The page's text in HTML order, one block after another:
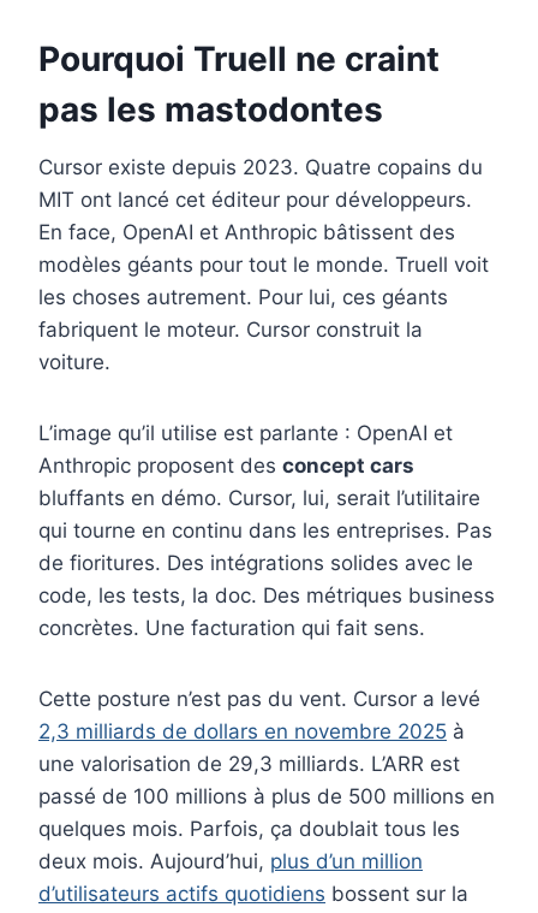
Pourquoi Truell ne craint
pas les mastodontes
Cursor existe depuis 2023. Quatre copains du
MIT ont lancé cet éditeur pour développeurs.
En face, OpenAI et Anthropic bâtissent des
modèles géants pour tout le monde. Truell voit
les choses autrement. Pour lui, ces géants
fabriquent le moteur. Cursor construit la
voiture.
L’image qu’il utilise est parlante : OpenAI et
Anthropic proposent des concept cars
bluffants en démo. Cursor, lui, serait l’utilitaire
qui tourne en continu dans les entreprises. Pas
de fioritures. Des intégrations solides avec le
code, les tests, la doc. Des métriques business
concrètes. Une facturation qui fait sens.
Cette posture n’est pas du vent. Cursor a levé
2,3 milliards de dollars en novembre 2025 à
une valorisation de 29,3 milliards. L’ARR est
passé de 100 millions à plus de 500 millions en
quelques mois. Parfois, ça doublait tous les
deux mois. Aujourd’hui, plus d’un million
d’utilisateurs actifs quotidiens bossent sur la